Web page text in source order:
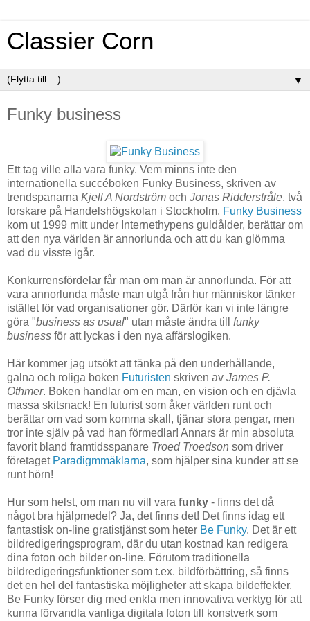
Classier Corn
▼
Funky business
Ett tag ville alla vara funky. Vem minns inte den
internationella succéboken Funky Business, skriven av
trendspanarna Kjell A Nordström och Jonas Ridderstråle, två
forskare på Handelshögskolan i Stockholm. Funky Business
kom ut 1999 mitt under Internethypens guldålder, berättar om
att den nya världen är annorlunda och att du kan glömma
vad du visste igår.
Konkurrensfördelar får man om man är annorlunda. För att
vara annorlunda måste man utgå från hur människor tänker
istället för vad organisationer gör. Därför kan vi inte längre
göra "business as usual" utan måste ändra till funky
business för att lyckas i den nya affärslogiken.
Här kommer jag utsökt att tänka på den underhållande,
galna och roliga boken Futuristen skriven av James P.
Othmer. Boken handlar om en man, en vision och en djävla
massa skitsnack! En futurist som åker världen runt och
berättar om vad som komma skall, tjänar stora pengar, men
tror inte själv på vad han förmedlar! Annars är min absoluta
favorit bland framtidsspanare Troed Troedson som driver
företaget Paradigmmäklarna, som hjälper sina kunder att se
runt hörn!
Hur som helst, om man nu vill vara funky - finns det då
något bra hjälpmedel? Ja, det finns det! Det finns idag ett
fantastisk on-line gratistjänst som heter Be Funky. Det är ett
bildredigeringsprogram, där du utan kostnad kan redigera
dina foton och bilder on-line. Förutom traditionella
bildredigeringsfunktioner som t.ex. bildförbättring, så finns
det en hel del fantastiska möjligheter att skapa bildeffekter.
Be Funky förser dig med enkla men innovativa verktyg för att
kunna förvandla vanliga digitala foton till konstverk som